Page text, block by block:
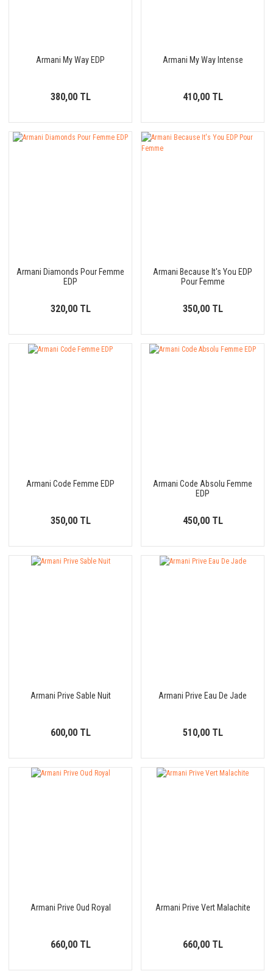
Armani My Way EDP
380,00 TL
Armani My Way Intense
410,00 TL
Armani Diamonds Pour Femme
EDP
320,00 TL
Armani Because It's You EDP
Pour Femme
350,00 TL
Armani Code Femme EDP
350,00 TL
Armani Code Absolu Femme
EDP
450,00 TL
Armani Prive Sable Nuit
600,00 TL
Armani Prive Eau De Jade
510,00 TL
Armani Prive Oud Royal
660,00 TL
Armani Prive Vert Malachite
660,00 TL